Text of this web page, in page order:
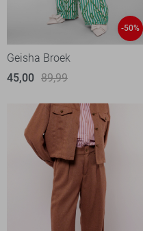
-50%
Geisha Broek
45,00 89,99